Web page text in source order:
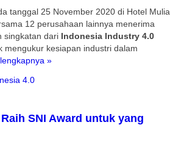
tanggal 25 November 2020 di Hotel Mulia,
12 perusahaan lainnya menerima
singkatan dari Indonesia Industry 4.0
mengukur kesiapan industri dalam
»
4.0
SNI Award untuk yang